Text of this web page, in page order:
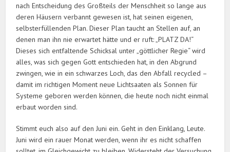
nach Entscheidung des Großteils der Menschheit so lange aus
deren Häusern verbannt gewesen ist, hat seinen eigenen,
selbsterfüllenden Plan. Dieser Plan taucht an Stellen auf, an
denen man ihn nie erwartet hätte und er ruft: „PLATZ DA!“
Dieses sich entfaltende Schicksal unter „göttlicher Regie“ wird
alles, was sich gegen Gott entschieden hat, in den Abgrund
zwingen, wie in ein schwarzes Loch, das den Abfall recycled –
damit im richtigen Moment neue Lichtsaaten als Sonnen für
Systeme geboren werden können, die heute noch nicht einmal
erbaut worden sind.
Stimmt euch also auf den Juni ein. Geht in den Einklang, Leute.
Juni wird ein rauer Monat werden, wenn ihr es nicht schaffen